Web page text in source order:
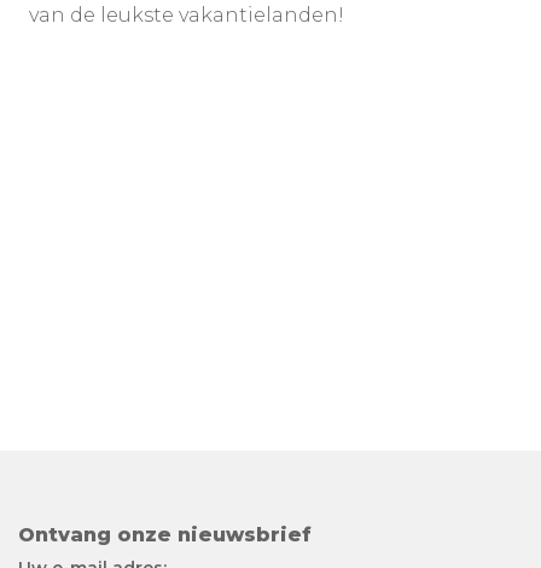
van de leukste vakantielanden!
Ontvang onze nieuwsbrief